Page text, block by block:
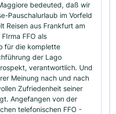
bedeuted, daß wir
Pauschalurlaub im Vorfeld
Reisen aus Frankfurt am
FFO als
für die komplette
der Lago
verantwortlich. Und
Meinung nach und nach
Zufriedenheit seiner
Angefangen von der
telefonischen FFO -